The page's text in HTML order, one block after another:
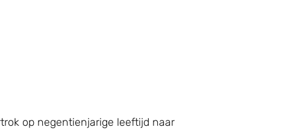
op negentienjarige leeftijd naar